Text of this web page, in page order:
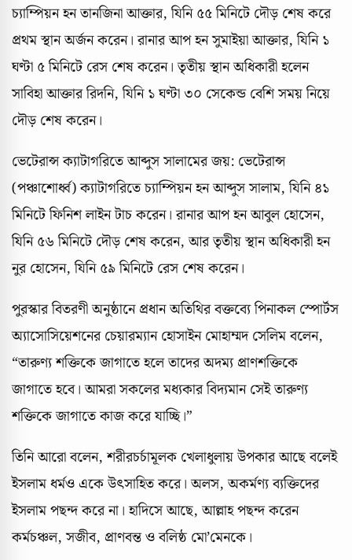
চ্যাম্পিয়ন হন তানজিনা আক্তার, যিনি ৫৫ মিনিটে দৌড় শেষ করে
প্রথম স্থান অর্জন করেন। রানার আপ হন সুমাইয়া আক্তার, যিনি ১
ঘণ্টা ৫ মিনিটে রেস শেষ করেন। তৃতীয় স্থান অধিকারী হলেন
সাবিহা আক্তার রিদনি, যিনি ১ ঘণ্টা ৩০ সেকেন্ড বেশি সময় নিয়ে
দৌড় শেষ করেন।
ভেটেরান্স ক্যাটাগরিতে আব্দুস সালামের জয়: ভেটেরান্স
(পঞ্চাশোর্ধ্ব) ক্যাটাগরিতে চ্যাম্পিয়ন হন আব্দুস সালাম, যিনি ৪১
মিনিটে ফিনিশ লাইন টাচ করেন। রানার আপ হন আবুল হোসেন,
যিনি ৫৬ মিনিটে দৌড় শেষ করেন, আর তৃতীয় স্থান অধিকারী হন
নুর হোসেন, যিনি ৫৯ মিনিটে রেস শেষ করেন।
পুরস্কার বিতরণী অনুষ্ঠানে প্রধান অতিথির বক্তব্যে পিনাকল স্পোর্টস
অ্যাসোসিয়েশনের চেয়ারম্যান হোসাইন মোহাম্মদ সেলিম বলেন,
“তারুণ্য শক্তিকে জাগাতে হলে তাদের অদম্য প্রাণশক্তিকে
জাগাতে হবে। আমরা সকলের মধ্যকার বিদ্যমান সেই তারুণ্য
শক্তিকে জাগাতে কাজ করে যাচ্ছি।”
তিনি আরো বলেন, শরীরচর্চামূলক খেলাধুলায় উপকার আছে বলেই
ইসলাম ধর্মও একে উৎসাহিত করে। অলস, অকর্মণ্য ব্যক্তিদের
ইসলাম পছন্দ করে না। হাদিসে আছে, আল্লাহ পছন্দ করেন
কর্মচঞ্চল, সজীব, প্রাণবন্ত ও বলিষ্ঠ মো’মেনকে।